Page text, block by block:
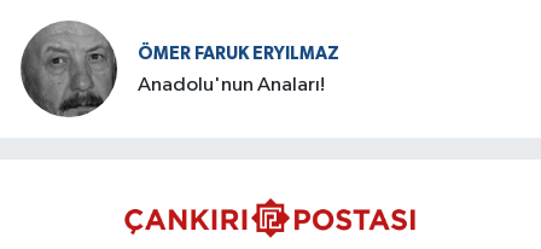
ÖMER FARUK ERYILMAZ
Anadolu'nun Anaları!